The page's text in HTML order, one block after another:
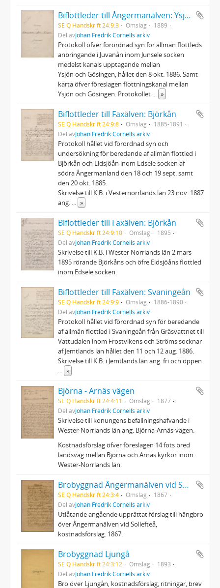
Biflottleder till Ångermanälven: Ysjön - Gösingen
SE Q Handskrift 24:9:3 Omslag
1889
Del avJohan Fredrik Cornells arkiv
Protokoll öfver förordnad syn för allmän flottleds
anbringande i Juvanån inom Junsele socken
medelst kanals upptagande mellan
Ysjön och Gösingen, hållet den 8 okt. 1886. Samt
karta öfver föreslagen flottningskanal mellan
Ysjön och Gösingen. Protokollet
»
Biflottleder till Faxälven: Björkån
SE Q Handskrift 24:9:8 Omslag
1885-1891
Del avJohan Fredrik Cornells arkiv
Protokoll hållet vid förordnad syn och
undersökning för beredande af allmän flottled i
Björkån och Eldsjöån inom Edsele socken af
södra Ångermanland den 18 och 19 sept. samt
den 20 okt. 1885.
Skrivelse till K.B. i Vesternorrlands län 23 nov. 1887
ang.
»
Biflottleder till Faxälven: Björkån
SE Q Handskrift 24:9:10 Omslag
1895
Del avJohan Fredrik Cornells arkiv
Skrivelse till K.B. i Wester Norrlands län 2 mars
1895 rörande Björkåns och öfre Eldsjöåns flottled
inom Edsele socken.
Biflottleder till Faxälven: Svaningeån
SE Q Handskrift 24:9:9 Omslag
1886-1890
Del avJohan Fredrik Cornells arkiv
Protokoll hållet vid förordnad syn för beredande
af allmän flottled i Svaningeån från Gräsvattnet till
Vattudalen inom Frostvikens och Ströms socknar
af Jemtlands län hållet den 11 och 12 aug. 1886.
Skrivelse till K.B. i Jemtlands län ang. fri och öppen
»
Björna - Arnäs vägen
SE Q Handskrift 24:4:11 Omslag
1877
Del avJohan Fredrik Cornells arkiv
Skrivelse till konungens befallningshafvande i
Wester-Norrlands län ang. Björna-Arnäs-vägen.
Kostnadsförslag öfver föreslagen 14 fots bred
landsväg mellan Björna och Arnäs kyrkor inom
Wester-Norrlands län.
Brobyggnad Ångermanälven vid Sollefteå, hängbro
SE Q Handskrift 24:3:4 Omslag
1867
Del avJohan Fredrik Cornells arkiv
Utlåtande angående upprättat förslag till hängbro
över Ångermanälven vid Sollefteå,
kostnadsförslag. 1867.
Brobyggnad Ljungå
SE Q Handskrift 24:3:12 Omslag
1893
Del avJohan Fredrik Cornells arkiv
Bro över Ljungån, kostnadsförslag, ritningar, brev